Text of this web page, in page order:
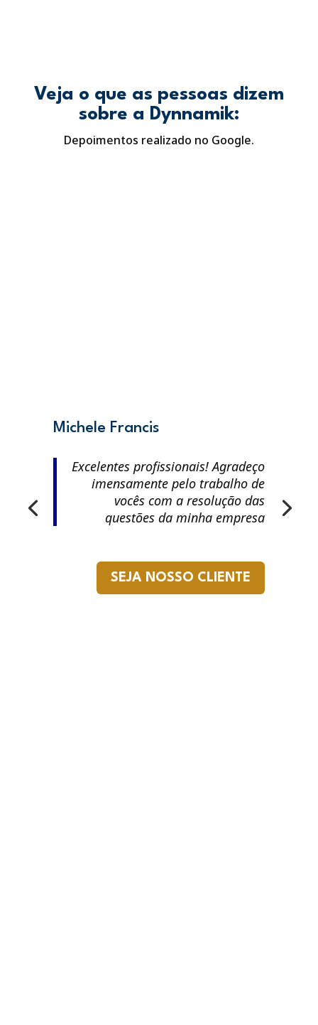
Veja o que as pessoas dizem
sobre a Dynnamik:
Depoimentos realizado no Google.
Michele Francis
Excelentes profissionais! Agradeço
imensamente pelo trabalho de
vocês com a resolução das
questões da minha empresa
SEJA NOSSO CLIENTE